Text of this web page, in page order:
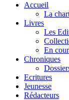
Accueil
La
Livres
Les
En
Chroniques
Ecritures
Jeunesse
Rédacteurs